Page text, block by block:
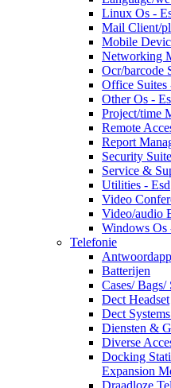
Linux Os -
Mail Client/
Mobile
Networking
Ocr/barcode
Office Suites
Other Os -
Project/time
Remote
Report
Security
Service &
Utilities - Esd
Video
Video/audio
Windows Os
Telefonie
Batterijen
Cases/ Bags/
Dect Headset
Dect
Diensten &
Diverse
Docking
Expansion
Draadloze